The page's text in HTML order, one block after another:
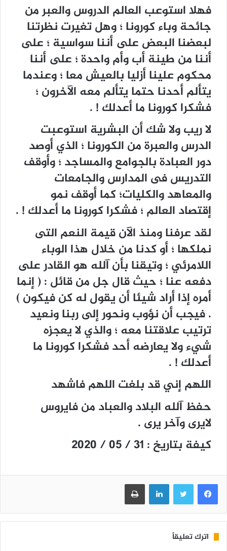
فهلا استوعب العالم الدروس والعبر من
جائحة وباء كورونا ؛ وهل تغيرت نظرتنا
لبعضنا البعض على أننا سواسية ؛ على
أننا من طينة أب وأم واحدة ؛ على أننا
محكوم علينا أزليا بالعيش معا ؛ وعندما
يتألم أحدنا حتما يتألم معه الآخرون ؛
فشكرا كورونا ما أعدلك ! .
لا ريب ولا شك أن البشرية استوعبت
الدرس والعبرة من الكورونا ؛ الذي أوصد
دور العبادة بالجوامع والمساجد ؛ وأوقف
التدريس فى المدارس والجامعات
والمعاهد والكليات؛ كما أوقف نمو
إقتصاد العالم ؛ فشكرا كورونا ما أعدلك ! .
لقد عرفنا ومنذ الآن قيمة النعم التى
نملكها ؛ أو كدنا من خلال هذا الوباء
اللامرئي ؛ وتيقنا بأن آلله هو القادر على
دفعه عنا ؛ حيث قال جل من قائل : ( إنما
أمره إذا أراد شيئا أن يقول له كن فيكون )
. فيجب أن نؤوب ونحور إلى ربنا ونعيد
ترتيب علاقتنا معه ؛ والذي لا يعجزه
شيء ولا يعارضه أحد فشكرا كورونا ما
أعدلك ! .
اللهم إني قد بلغت اللهم فاشهد
حفظ آلله البلاد والعباد من فايروس
لايرى وآخر يرى .
كيفة بتاريخ : 31 / 05 / 2020
فيسبوك تويتر لينكدإن طباعة
اترك تعليقاً